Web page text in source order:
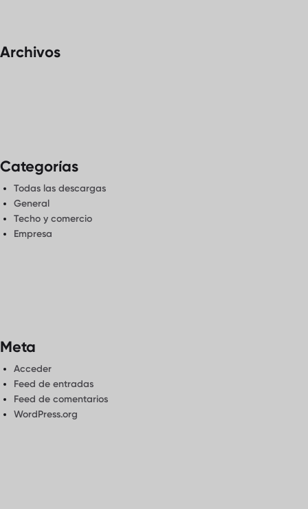
Archivos
Categorías
Todas las descargas
General
Techo y comercio
Empresa
Meta
Acceder
Feed de entradas
Feed de comentarios
WordPress.org